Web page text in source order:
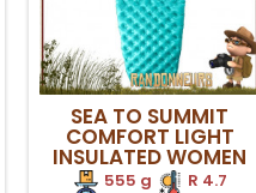
SEA TO SUMMIT
COMFORT LIGHT
INSULATED WOMEN
555 g
R 4.7